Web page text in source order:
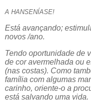
A HANSENÍASE!
Está avançando;
novos /ano.
Tendo oportunidade de
de cor avermelhada ou
(nas costas). Como
família com algumas
carinho, oriente-o a
está salvando uma vida.